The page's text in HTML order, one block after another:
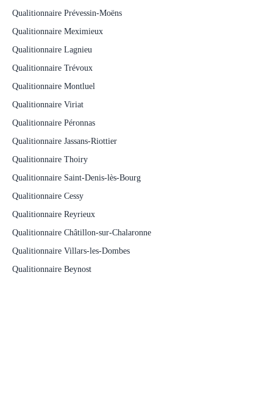
Qualitionnaire Prévessin-Moëns
Qualitionnaire Meximieux
Qualitionnaire Lagnieu
Qualitionnaire Trévoux
Qualitionnaire Montluel
Qualitionnaire Viriat
Qualitionnaire Péronnas
Qualitionnaire Jassans-Riottier
Qualitionnaire Thoiry
Qualitionnaire Saint-Denis-lès-Bourg
Qualitionnaire Cessy
Qualitionnaire Reyrieux
Qualitionnaire Châtillon-sur-Chalaronne
Qualitionnaire Villars-les-Dombes
Qualitionnaire Beynost